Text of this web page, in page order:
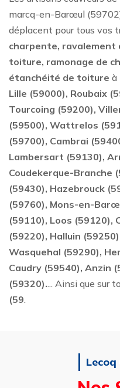
marcq-en-Barœul
déplacent pour tous vos
charpente, ravalement
toiture, ramonage de
étanchéité de toiture à
Lille (59000), Roubaix
Tourcoing (59200),
(59500), Wattrelos
(59700), Cambrai
Lambersart (59130),
Coudekerque-Branche
(59430), Hazebrouck
(59760), Mons-en-
(59110), Loos (59120),
(59220), Halluin
Wasquehal (59290),
Caudry (59540), Anzin
(59320).... Ainsi que sur
(59.